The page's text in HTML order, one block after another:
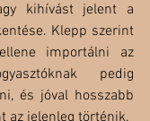
kihívást jelent a
Klepp szerint
importálni az
pedig
és jóval hosszabb